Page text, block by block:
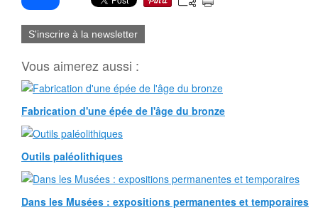
S'inscrire à la newsletter
Vous aimerez aussi :
Fabrication d'une épée de l'âge du bronze
Outils paléolithiques
Dans les Musées : expositions permanentes et temporaires